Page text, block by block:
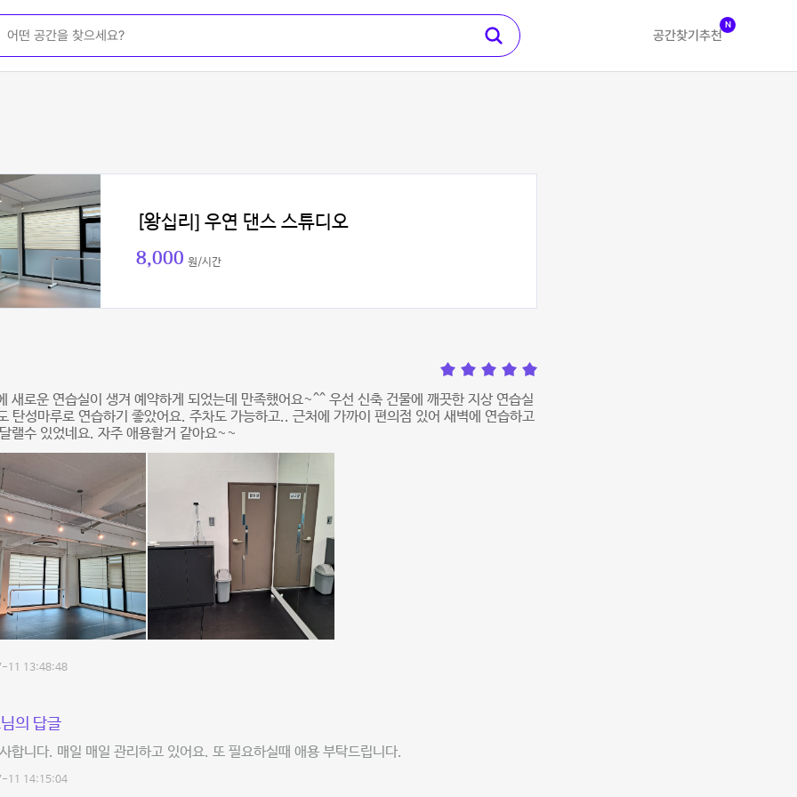
공간찾기 추천
N
[왕십리] 우연 댄스 스튜디오
8,000 원/시간
새로운 연습실이 생겨 예약하게 되었는데 만족했어요~^^ 우선 신축 건물에 깨끗한 지상 연습실
탄성마루로 연습하기 좋았어요. 주차도 가능하고.. 근처에 가까이 편의점 있어 새벽에 연습하고
랠수 있었네요. 자주 애용할거 같아요~~
11 13:48:48
의 답글
합니다. 매일 매일 관리하고 있어요. 또 필요하실때 애용 부탁드립니다.
11 14:15:04